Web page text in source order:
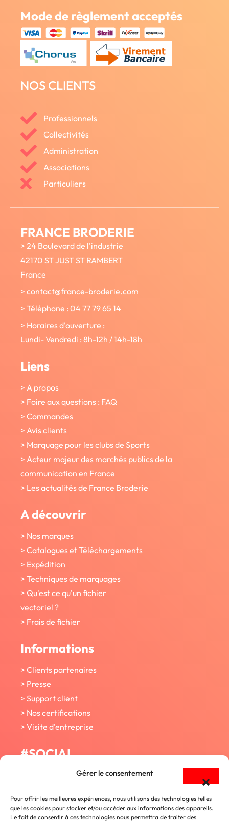
Gérer le consentement
Pour offrir les meilleures expériences, nous utilisons des technologies telles
que les cookies pour stocker et/ou accéder aux informations des appareils.
Le fait de consentir à ces technologies nous permettra de traiter des
Mode de règlement acceptés
NOS CLIENTS
Professionnels
Collectivités
Administration
Associations
Particuliers
FRANCE BRODERIE
> 24 Boulevard de l'industrie
42170 ST JUST ST RAMBERT
France
> contact@france-broderie.com
> Téléphone : 04 77 79 65 14
> Horaires d'ouverture :
Lundi- Vendredi : 8h-12h / 14h-18h
Liens
> A propos
> Foire aux questions : FAQ
> Commandes
> Avis clients
> Marquage pour les clubs de Sports
> Acteur majeur des marchés publics de la
communication en France
> Les actualités de France Broderie
A découvrir
> Nos marques
> Catalogues et Téléchargements
> Expédition
> Techniques de marquages
> Qu'est ce qu'un fichier
vectoriel ?
> Frais de fichier
Informations
> Clients partenaires
> Presse
> Support client
> Nos certifications
> Visite d'entreprise
#SOCIAL
Twitter